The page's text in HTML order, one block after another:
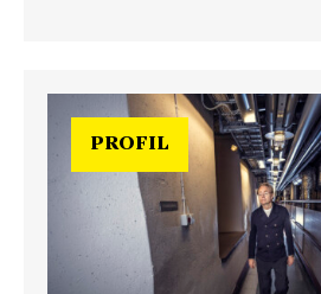
PROFIL